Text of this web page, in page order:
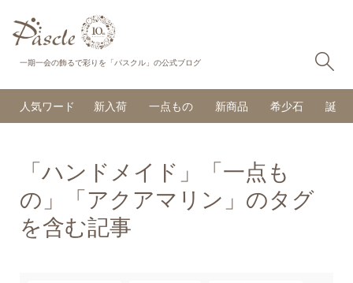
一期一会の飾るで彩りを「パスクル」の公式ブログ
人気ワード 新入荷 一点もの 新商品 希少石 誕生
「ハンドメイド」「一点も
の」「アクアマリン」のタグ
を含む記事